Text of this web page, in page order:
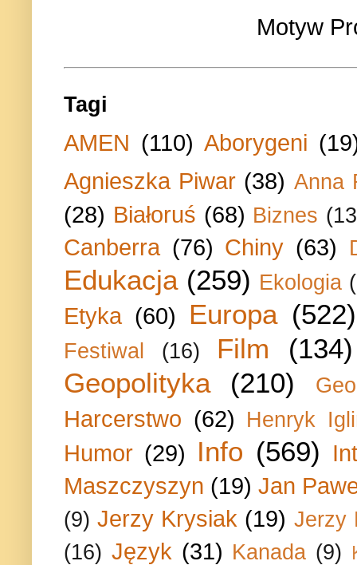
Motyw
Tagi
AMEN (110) Aborygeni
Agnieszka Piwar (38) Anna
(28) Białoruś (68) Biznes
Canberra (76) Chiny (63)
Edukacja (259) Ekologia
Etyka (60) Europa (522)
Festiwal (16) Film
(134)
Geopolityka
(210)
Harcerstwo (62) Henryk
Humor (29) Info (569)
Maszczyszyn (19) Jan
(9) Jerzy Krysiak (19) Jerzy
(16) Język (31) Kanada (9)